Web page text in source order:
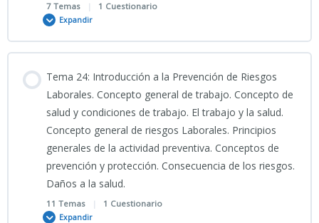
PODCAST TEMA 21 CNP
PORTADA 21
TEMA 21 CNP
TEST TEMA 21 CNP
4_05_2026_Clase grabada Tema 22 CNP
INFOGRAFÍA TEMA 22 CNP
PRESENTACIÓN TEMA 22 CNP (2026) PDF
CÓMIC TEMA 22 CNP
SIMULACRO INTERACTIVO TEMA 22 CNP
7 Temas | 1 Cuestionario
Expandir
0% COMPLETADO 0/7 Pasos
VÍDEO EXPLICATIVO_Tema_23__Ciencias_Jurídicas
PORTADA 23
Tema 24: Introducción a la Prevención de Riesgos
Laborales. Concepto general de trabajo. Concepto de
salud y condiciones de trabajo. El trabajo y la salud.
Concepto general de riesgos Laborales. Principios
generales de la actividad preventiva. Conceptos de
prevención y protección. Consecuencia de los riesgos.
Daños a la salud.
11 Temas | 1 Cuestionario
Expandir